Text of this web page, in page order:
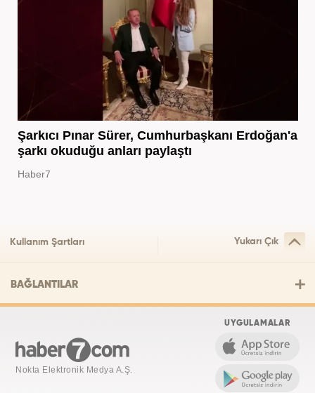
Şarkıcı Pınar Sürer, Cumhurbaşkanı Erdoğan'a
şarkı okuduğu anları paylaştı
Haber7
Kullanım Şartları Yukarı Çık
BAĞLANTILAR
Nokta Elektronik Medya A.Ş.
UYGULAMALAR